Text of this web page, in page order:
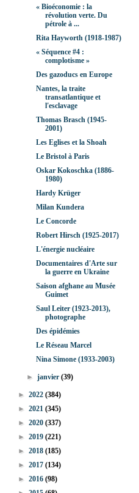
« Bioéconomie : la
révolution verte. Du
pétrole à ...
Rita Hayworth (1918-1987)
« Séquence #4 :
complotisme »
Des gazoducs en Europe
Nantes, la traite
transatlantique et
l'esclavage
Thomas Brasch (1945-
2001)
Les Eglises et la Shoah
Le Bristol à Paris
Oskar Kokoschka (1886-
1980)
Hardy Krüger
Milan Kundera
Le Concorde
Robert Hirsch (1925-2017)
L'énergie nucléaire
Documentaires d'Arte sur
la guerre en Ukraine
Saison afghane au Musée
Guimet
Saul Leiter (1923-2013),
photographe
Des épidémies
Le Réseau Marcel
Nina Simone (1933-2003)
►janvier(39)
► 2022 (384)
► 2021 (345)
► 2020 (337)
► 2019 (221)
► 2018 (185)
► 2017 (134)
► 2016 (98)